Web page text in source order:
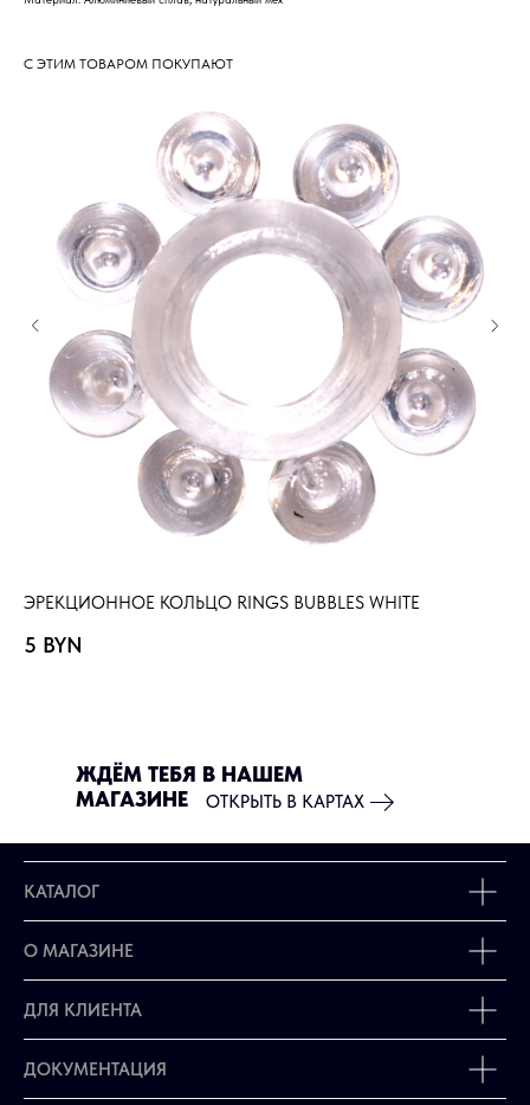
С ЭТИМ ТОВАРОМ ПОКУПАЮТ
ЭРЕКЦИОННОЕ КОЛЬЦО RINGS BUBBLES WHITE
5 BYN
ЖДЁМ ТЕБЯ В НАШЕМ
МАГАЗИНЕ
ОТКРЫТЬ В КАРТАХ
КАТАЛОГ
О МАГАЗИНЕ
ДЛЯ КЛИЕНТА
ДОКУМЕНТАЦИЯ